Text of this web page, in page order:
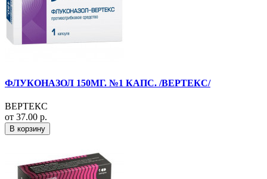
ФЛУКОНАЗОЛ 150МГ. №1 КАПС. /ВЕРТЕКС/
ВЕРТЕКС
от 37.00 р.
В корзину